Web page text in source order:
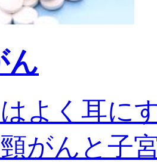
ん
よく耳に
がんと子